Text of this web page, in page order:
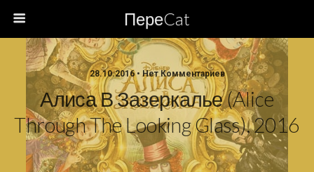
ПереCat
28.10.2016 • Нет Комментариев
Алиса В Зазеркалье (Alice
Through The Looking Glass), 2016